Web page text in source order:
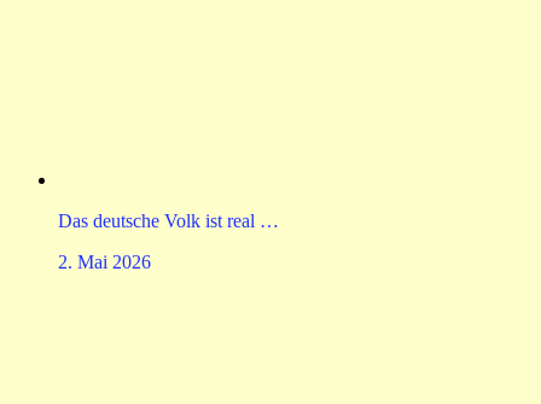
Das deutsche Volk ist real …
2. Mai 2026